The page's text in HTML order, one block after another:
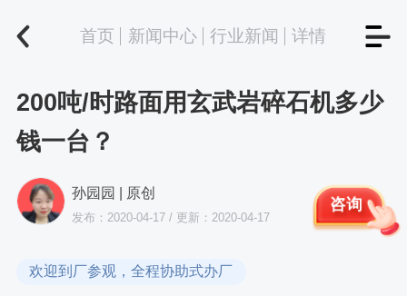
首页 新闻中心 行业新闻 详情
200吨/时路面用玄武岩碎石机多少
钱一台？
孙园园 | 原创
发布：2020-04-17 / 更新：2020-04-17
咨询
欢迎到厂参观，全程协助式办厂